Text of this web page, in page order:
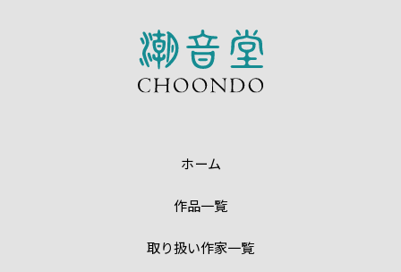
ホーム
作品一覧
取り扱い作家一覧